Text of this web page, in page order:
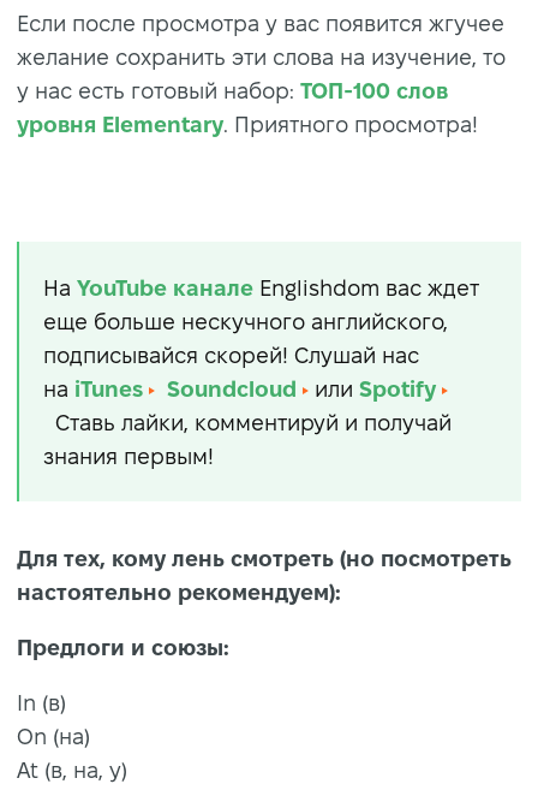
Если после просмотра у вас появится жгучее
желание сохранить эти слова на изучение, то
у нас есть готовый набор: ТОП-100 слов
уровня Elementary. Приятного просмотра!
На YouTube канале Englishdom вас ждет
еще больше нескучного английского,
подписывайся скорей! Слушай нас
на iTunes Soundcloud или Spotify
Ставь лайки, комментируй и получай
знания первым!
Для тех, кому лень смотреть (но посмотреть
настоятельно рекомендуем):
Предлоги и союзы:
In (в)
On (на)
At (в, на, у)